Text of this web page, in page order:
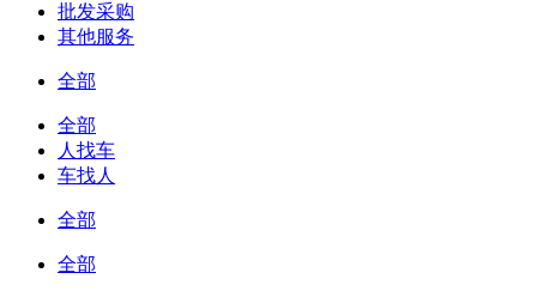
批发采购
其他服务
全部
全部
人找车
车找人
全部
全部